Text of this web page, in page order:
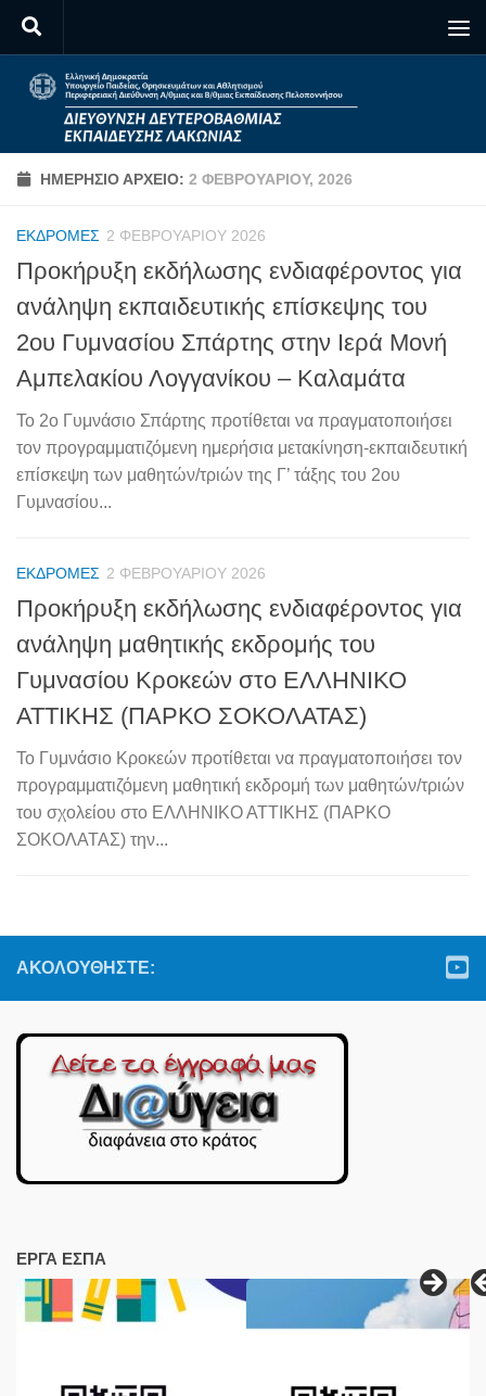
Skip to content
ΗΜΕΡΉΣΙΟ ΑΡΧΕΊΟ: 2 ΦΕΒΡΟΥΑΡΊΟΥ, 2026
ΕΚΔΡΟΜΈΣ 2 ΦΕΒΡΟΥΑΡΊΟΥ 2026
Προκήρυξη εκδήλωσης ενδιαφέροντος για
ανάληψη εκπαιδευτικής επίσκεψης του
2ου Γυμνασίου Σπάρτης στην Ιερά Μονή
Αμπελακίου Λογγανίκου – Καλαμάτα
Το 2ο Γυμνάσιο Σπάρτης προτίθεται να πραγματοποιήσει
τον προγραμματιζόμενη ημερήσια μετακίνηση-εκπαιδευτική
επίσκεψη των μαθητών/τριών της Γ’ τάξης του 2ου
Γυμνασίου...
ΕΚΔΡΟΜΈΣ 2 ΦΕΒΡΟΥΑΡΊΟΥ 2026
Προκήρυξη εκδήλωσης ενδιαφέροντος για
ανάληψη μαθητικής εκδρομής του
Γυμνασίου Κροκεών στο ΕΛΛΗΝΙΚΟ
ΑΤΤΙΚΗΣ (ΠΑΡΚΟ ΣΟΚΟΛΑΤΑΣ)
Το Γυμνάσιο Κροκεών προτίθεται να πραγματοποιήσει τον
προγραμματιζόμενη μαθητική εκδρομή των μαθητών/τριών
του σχολείου στο ΕΛΛΗΝΙΚΟ ΑΤΤΙΚΗΣ (ΠΑΡΚΟ
ΣΟΚΟΛΑΤΑΣ) την...
ΑΚΟΛΟΥΘΉΣΤΕ:
ΕΡΓΑ ΕΣΠΑ